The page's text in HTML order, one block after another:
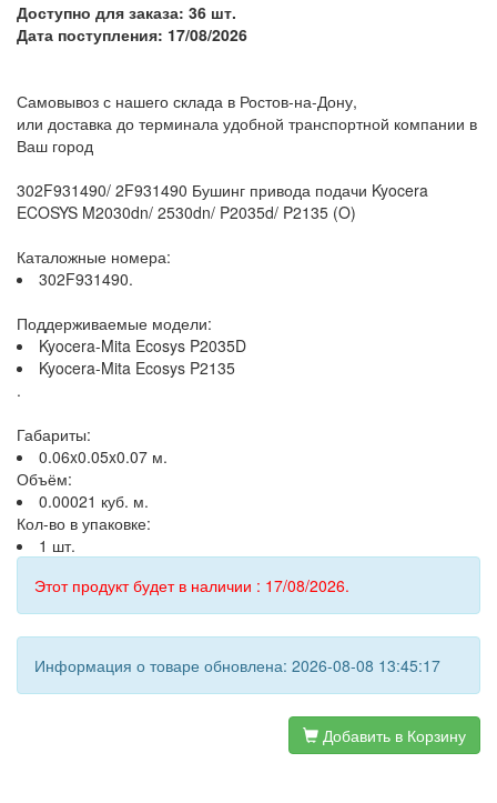
Доступно для заказа: 36 шт.
Дата поступления: 17/08/2026
Самовывоз с нашего склада в Ростов-на-Дону,
или доставка до терминала удобной транспортной компании в
Ваш город
302F931490/ 2F931490 Бушинг привода подачи Kyocera
ECOSYS M2030dn/ 2530dn/ P2035d/ P2135 (O)
Каталожные номера:
302F931490.
Поддерживаемые модели:
Kyocera-Mita Ecosys P2035D
Kyocera-Mita Ecosys P2135
.
Габариты:
0.06x0.05x0.07 м.
Объём:
0.00021 куб. м.
Кол-во в упаковке:
1 шт.
Этот продукт будет в наличии : 17/08/2026.
Информация о товаре обновлена: 2026-08-08 13:45:17
Добавить в Корзину